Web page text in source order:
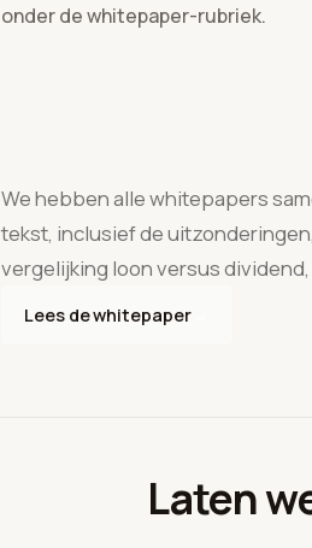
onder de whitepaper-rubriek.
We hebben alle whitepapers
tekst, inclusief de
vergelijking loon versus
Lees de whitepaper→
Laten